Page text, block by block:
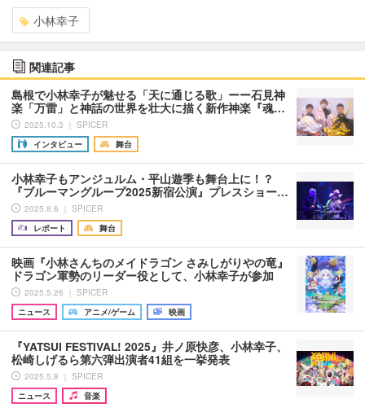
小林幸子
関連記事
島根で小林幸子が魅せる「天に通じる歌」ーー石見神
楽「万雷」と神話の世界を壮大に描く新作神楽『魂…
2025.10.3 ｜ SPICER
インタビュー
舞台
小林幸子もアンジュルム・平山遊季も舞台上に！？
『ブルーマングループ2025新宿公演』プレスショー…
2025.8.6 ｜ SPICER
レポート
舞台
映画『小林さんちのメイドラゴン さみしがりやの竜』
ドラゴン軍勢のリーダー役として、小林幸子が参加
2025.5.26 ｜ SPICER
ニュース
アニメ/ゲーム 映画
『YATSUI FESTIVAL! 2025』井ノ原快彦、小林幸子、
松崎しげるら第六弾出演者41組を一挙発表
2025.5.8 ｜ SPICER
ニュース
音楽